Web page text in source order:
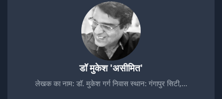
डॉ मुकेश 'असीमित'
लेखक का नाम: डॉ. मुकेश गर्ग निवास स्थान: गंगापुर सिटी,…